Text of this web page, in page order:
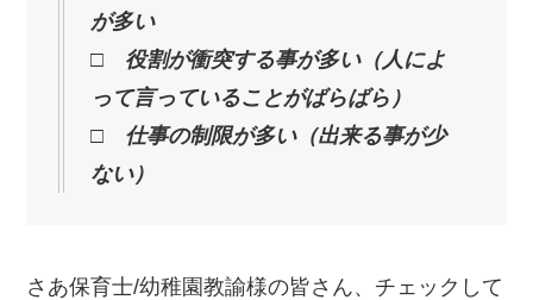
が多い
□ 役割が衝突する事が多い（人によ
って言っていることがばらばら）
□ 仕事の制限が多い（出来る事が少
ない）
さあ保育士/幼稚園教諭様の皆さん、チェックして